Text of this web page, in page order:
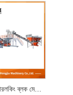
স্বয়ংক্রিয় ইন্টারলকিং ব্লক মেকিং মেশিন